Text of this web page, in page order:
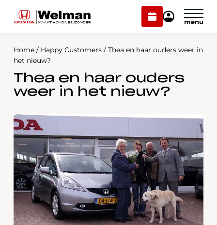
Plan
onderhoud
Mijn
Modellen
Voorraad
Over ons
Webshop
Contact
Plan onderhoud
Home / Happy Customers / Thea en haar ouders weer in
het nieuw?
Thea en haar ouders
weer in het nieuw?